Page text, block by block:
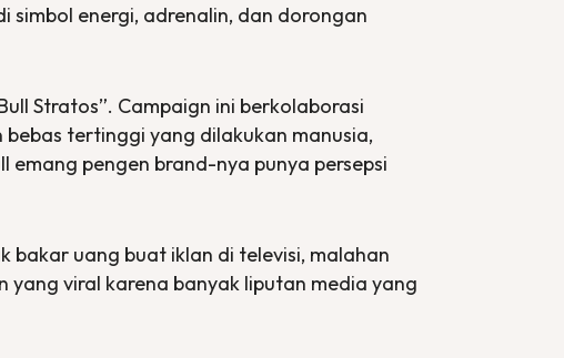
simbol energi, adrenalin, dan dorongan
Stratos”. Campaign ini berkolaborasi
tertinggi yang dilakukan manusia,
emang pengen brand-nya punya persepsi
bakar uang buat iklan di televisi, malahan
yang viral karena banyak liputan media yang